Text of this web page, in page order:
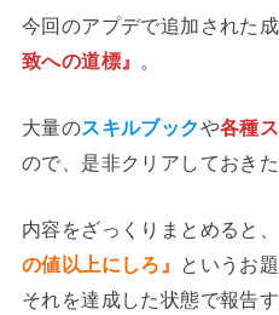
今回のアプデで追加された
致への道標』 。
大量のスキルブックや各種
ので、是非クリアしておき
内容をざっくりまとめると、
の値以上にしろ』 というお
それを達成した状態で報告